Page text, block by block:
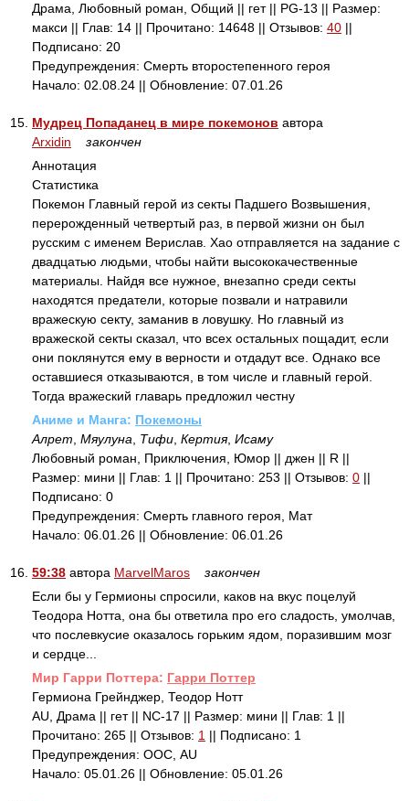
Драма, Любовный роман, Общий || гет || PG-13 || Размер:
макси || Глав: 14 || Прочитано: 14648 || Отзывов: 40 ||
Подписано: 20
Предупреждения: Смерть второстепенного героя
Начало: 02.08.24 || Обновление: 07.01.26
15. Мудрец Попаданец в мире покемонов автора
Arxidin
закончен
Аннотация
Статистика
Покемон Главный герой из секты Падшего Возвышения,
перерожденный четвертый раз, в первой жизни он был
русским с именем Верислав. Хао отправляется на задание с
двадцатью людьми, чтобы найти высококачественные
материалы. Найдя все нужное, внезапно среди секты
находятся предатели, которые позвали и натравили
вражескую секту, заманив в ловушку. Но главный из
вражеской секты сказал, что всех остальных пощадит, если
они поклянутся ему в верности и отдадут все. Однако все
оставшиеся отказываются, в том числе и главный герой.
Тогда вражеский главарь предложил честну
Аниме и Манга: Покемоны
Алрет Мяулуна Тифи Кертия, Исаму
Любовный роман, Приключения, Юмор || джен || R ||
Размер: мини || Глав: 1 || Прочитано: 253 || Отзывов: 0 ||
Подписано: 0
Предупреждения: Смерть главного героя, Мат
Начало: 06.01.26 || Обновление: 06.01.26
16. 59:38 автора MarvelMaros
закончен
Если бы у Гермионы спросили, каков на вкус поцелуй
Теодора Нотта, она бы ответила про его сладость, умолчав,
что послевкусие оказалось горьким ядом, поразившим мозг
и сердце...
Mир Гарри Поттера: Гарри Поттер
Гермиона Грейнджер, Теодор Нотт
AU, Драма || гет || NC-17 || Размер: мини || Глав: 1 ||
Прочитано: 265 || Отзывов: 1 || Подписано: 1
Предупреждения: ООС, AU
Начало: 05.01.26 || Обновление: 05.01.26